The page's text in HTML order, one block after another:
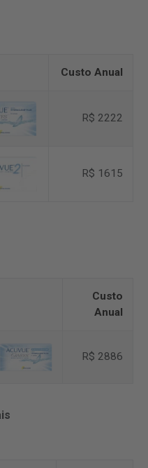
Custo Anual
R$ 2222
R$ 1615
Custo
Anual
R$ 2886